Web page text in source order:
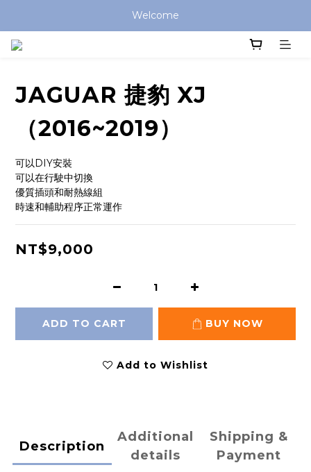
Welcome
JAGUAR 捷豹 XJ
（2016~2019）
可以DIY安裝
可以在行駛中切換
優質插頭和耐熱線組
時速和輔助程序正常運作
NT$9,000
ADD TO CART BUY NOW
Add to Wishlist
Description
Additional
details
Shipping &
Payment